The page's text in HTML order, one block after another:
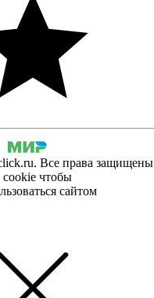
Все права защищены
чтобы
сайтом